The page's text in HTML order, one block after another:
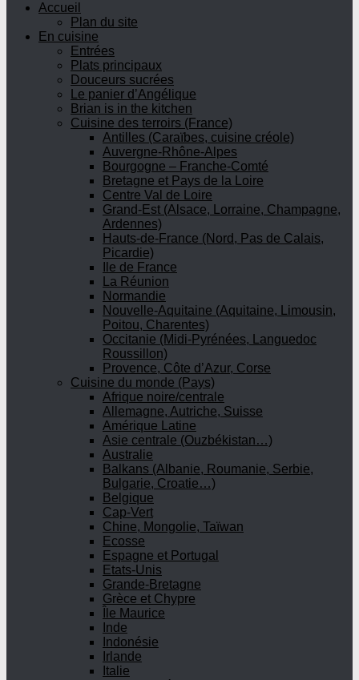
Accueil
Plan du site
En cuisine
Entrées
Plats principaux
Douceurs sucrées
Le panier d’Angélique
Brian is in the kitchen
Cuisine des terroirs (France)
Antilles (Caraïbes, cuisine créole)
Auvergne-Rhône-Alpes
Bourgogne – Franche-Comté
Bretagne et Pays de la Loire
Centre Val de Loire
Grand-Est (Alsace, Lorraine, Champagne,
Ardennes)
Hauts-de-France (Nord, Pas de Calais,
Picardie)
Ile de France
La Réunion
Normandie
Nouvelle-Aquitaine (Aquitaine, Limousin,
Poitou, Charentes)
Occitanie (Midi-Pyrénées, Languedoc
Roussillon)
Provence, Côte d’Azur, Corse
Cuisine du monde (Pays)
Afrique noire/centrale
Allemagne, Autriche, Suisse
Amérique Latine
Asie centrale (Ouzbékistan…)
Australie
Balkans (Albanie, Roumanie, Serbie,
Bulgarie, Croatie…)
Belgique
Cap-Vert
Chine, Mongolie, Taïwan
Ecosse
Espagne et Portugal
Etats-Unis
Grande-Bretagne
Grèce et Chypre
Île Maurice
Inde
Indonésie
Irlande
Italie